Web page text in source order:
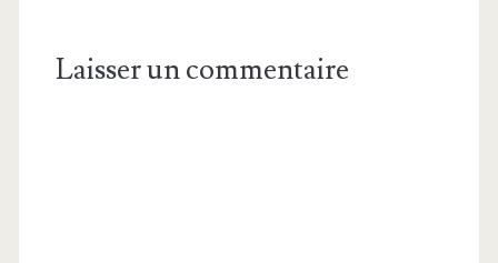
Laisser un commentaire